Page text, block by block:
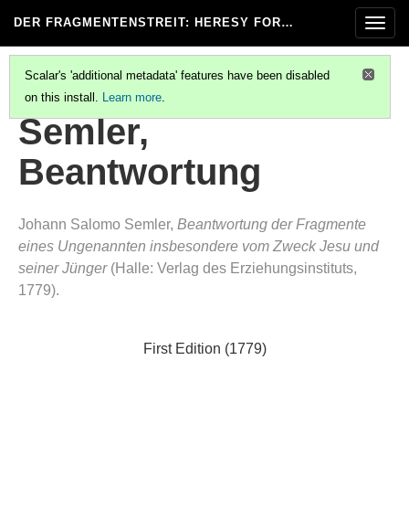
DER FRAGMENTENSTREIT: HERESY FOR…
Scalar's 'additional metadata' features have been disabled
on this install. Learn more.
EBERHARD, VON DEM ZWECKE HERRN LESSINGS
Semler,
Beantwortung
Johann Salomo Semler, Beantwortung der Fragmente
eines Ungenannten insbesondere vom Zweck Jesu und
seiner Jünger(Halle: Verlag des Erziehungsinstituts,
1779).
First Edition (1779)